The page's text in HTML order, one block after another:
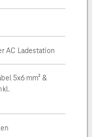
AC Ladestation
5x6 mm² &